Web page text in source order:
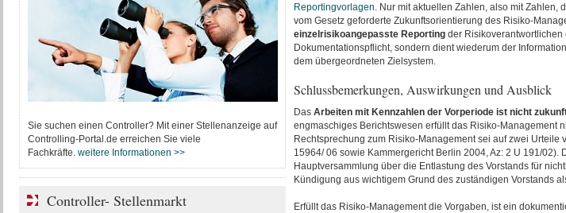
Reportingvorlagen. Nur mit aktuellen Zahlen, also mit Zahlen,
vom Gesetz geforderte Zukunftsorientierung des Risiko-
einzelrisikoangepasste Reporting der Risikoverantwortlichen
Dokumentationspflicht, sondern dient wiederum der
dem übergeordneten Zielsystem.
Schlussbemerkungen, Auswirkungen und Ausblick
Das Arbeiten mit Kennzahlen der Vorperiode ist nicht
engmaschiges Berichtswesen erfüllt das Risiko-Management
Rechtsprechung zum Risiko-Management sei auf zwei Urteile
15964/ 06 sowie Kammergericht Berlin 2004, Az: 2 U 191/
Hauptversammlung über die Entlastung des Vorstands für
Kündigung aus wichtigem Grund des zuständigen Vorstands
Erfüllt das Risiko-Management die Vorgaben, ist ein
Sie suchen einen Controller? Mit einer Stellenanzeige auf
Controlling-Portal.de erreichen Sie viele
Fachkräfte. weitere Informationen >>
Controller- Stellenmarkt